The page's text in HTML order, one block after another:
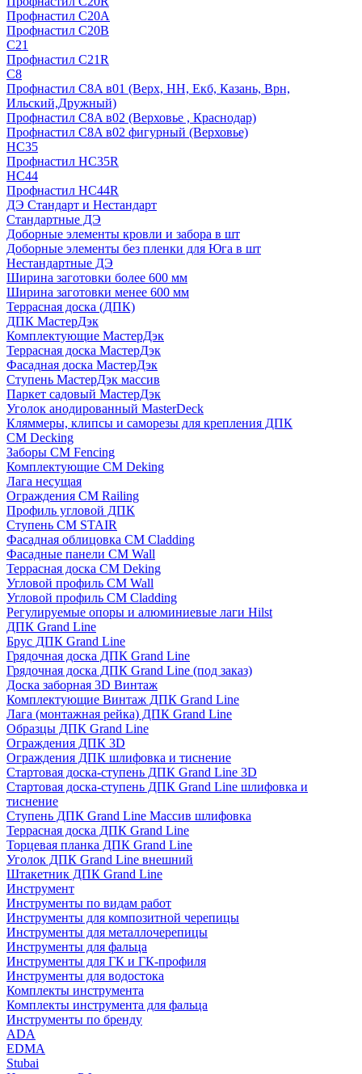
Профнастил С20А
Профнастил С20В
C21
Профнастил С21R
C8
Профнастил С8A в01 (Верх, НН, Екб, Казань, Врн,
Ильский,Дружный)
Профнастил С8A в02 (Верховье , Краснодар)
Профнастил С8A в02 фигурный (Верховье)
HС35
Профнастил HC35R
НС44
Профнастил НС44R
ДЭ Стандарт и Нестандарт
Стандартные ДЭ
Доборные элементы кровли и забора в шт
Доборные элементы без пленки для Юга в шт
Нестандартные ДЭ
Ширина заготовки более 600 мм
Ширина заготовки менее 600 мм
Террасная доска (ДПК)
ДПК МастерДэк
Комплектующие МастерДэк
Террасная доска МастерДэк
Фасадная доска МастерДэк
Ступень МастерДэк массив
Паркет садовый МастерДэк
Уголок анодированный MasterDeck
Кляммеры, клипсы и саморезы для крепления ДПК
CM Decking
Заборы CM Fencing
Комплектующие CM Deking
Лага несущая
Ограждения CM Railing
Профиль угловой ДПК
Ступень CM STAIR
Фасадная облицовка CM Cladding
Фасадные панели CM Wall
Террасная доска CM Deking
Угловой профиль CM Wall
Угловой профиль CM Cladding
Регулируемые опоры и алюминиевые лаги Hilst
ДПК Grand Line
Брус ДПК Grand Line
Грядочная доска ДПК Grand Line
Грядочная доска ДПК Grand Line (под заказ)
Доска заборная 3D Винтаж
Комплектующие Винтаж ДПК Grand Line
Лага (монтажная рейка) ДПК Grand Line
Образцы ДПК Grand Line
Ограждения ДПК 3D
Ограждения ДПК шлифовка и тиснение
Стартовая доска-ступень ДПК Grand Line 3D
Стартовая доска-ступень ДПК Grand Line шлифовка и
тиснение
Ступень ДПК Grand Line Массив шлифовка
Террасная доска ДПК Grand Line
Торцевая планка ДПК Grand Line
Уголок ДПК Grand Line внешний
Штакетник ДПК Grand Line
Инструмент
Инструменты по видам работ
Инструменты для композитной черепицы
Инструменты для металлочерепицы
Инструменты для фальца
Инструменты для ГК и ГК-профиля
Инструменты для водостока
Комплекты инструмента
Комплекты инструмента для фальца
Инструменты по бренду
ADA
EDMA
Stubai